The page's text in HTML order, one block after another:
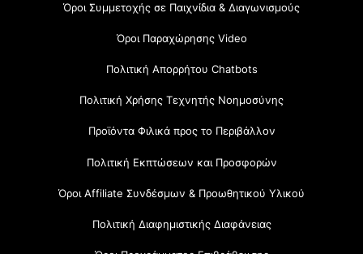
Όροι Συμμετοχής σε Παιχνίδια & Διαγωνισμούς
Όροι Παραχώρησης Video
Πολιτική Απορρήτου Chatbots
Πολιτική Χρήσης Τεχνητής Νοημοσύνης
Προϊόντα Φιλικά προς το Περιβάλλον
Πολιτική Εκπτώσεων και Προσφορών
Όροι Affiliate Συνδέσμων & Προωθητικού Υλικού
Πολιτική Διαφημιστικής Διαφάνειας